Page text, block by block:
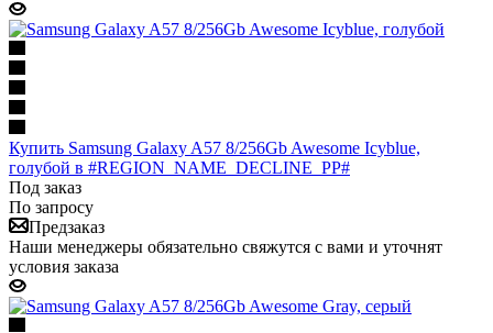
Купить Samsung Galaxy A57 8/256Gb Awesome Icyblue,
голубой в #REGION_NAME_DECLINE_PP#
Под заказ
По запросу
Предзаказ
Наши менеджеры обязательно свяжутся с вами и уточнят
условия заказа